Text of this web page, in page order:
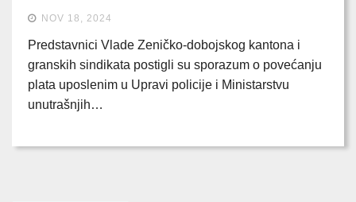
NOV 18, 2024
Predstavnici Vlade Zeničko-dobojskog kantona i
granskih sindikata postigli su sporazum o povećanju
plata uposlenim u Upravi policije i Ministarstvu
unutrašnjih…